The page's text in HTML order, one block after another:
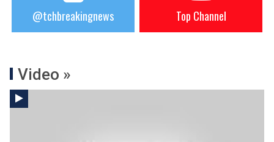
@tchbreakingnews Top Channel
Video »